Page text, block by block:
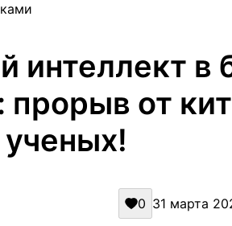
интеллект в
прорыв от
ученых!
0 31 марта